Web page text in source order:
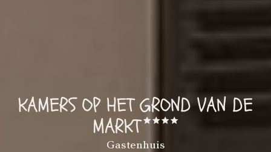
KAMERS OP HET GROND VAN DE
MARKT
Gastenhuis